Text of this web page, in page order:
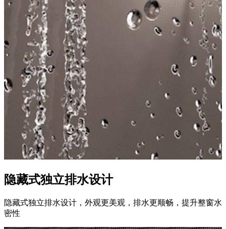
隐藏式独立排水设计
隐藏式独立排水设计，外观更美观，排水更顺畅，提升整窗水
密性